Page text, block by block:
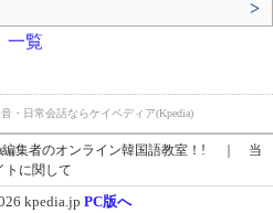
>
一覧
・日常会話ならケイペディア(Kpedia)
編集者のオンライン韓国語教室！!
当
トに関して
kpedia.jp PC版へ